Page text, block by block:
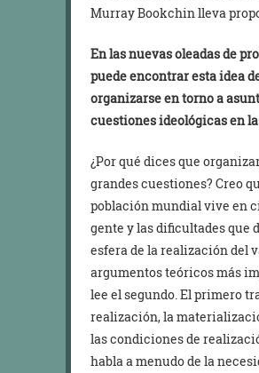
Murray Bookchin lleva
En las nuevas oleadas de
puede encontrar esta idea
organizarse en torno a
cuestiones ideológicas en
¿Por qué dices que
grandes cuestiones? Creo
población mundial vive en
gente y las dificultades que
esfera de la realización del
argumentos teóricos más
lee el segundo. El primero
realización, la
las condiciones de
habla a menudo de la